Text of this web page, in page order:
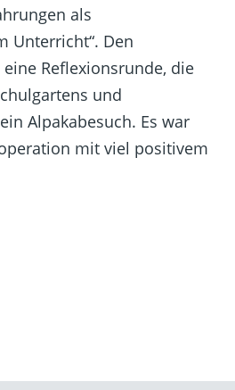
als
Unterricht“. Den
Reflexionsrunde, die
und
Alpakabesuch. Es war
mit viel positivem